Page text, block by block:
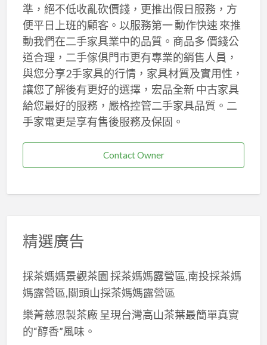
準，絕不低收亂砍價錢，更推出假日服務，方
便平日上班的顧客。以服務第一 動作快速 來推
動我們在二手家具業中的品質。商品多 價錢公
道合理，二手傢俱門市更有專業的銷售人員，
與您分享2手家具的行情，家具材質及實用性，
讓您了解後有更好的選擇，宏品全新 中古家具
給您最好的服務，嚴格控管二手家具品質。二
手家電更是享有售後服務及保固。
Contact Owner
精選廣告
採茶媽媽景觀茶園 採茶媽媽露營區,南投採茶媽
媽露營區,關頭山採茶媽媽露營區
樂菁慈恩製茶廠 呈現台灣高山茶葉最簡單真實
的“醇香”風味。